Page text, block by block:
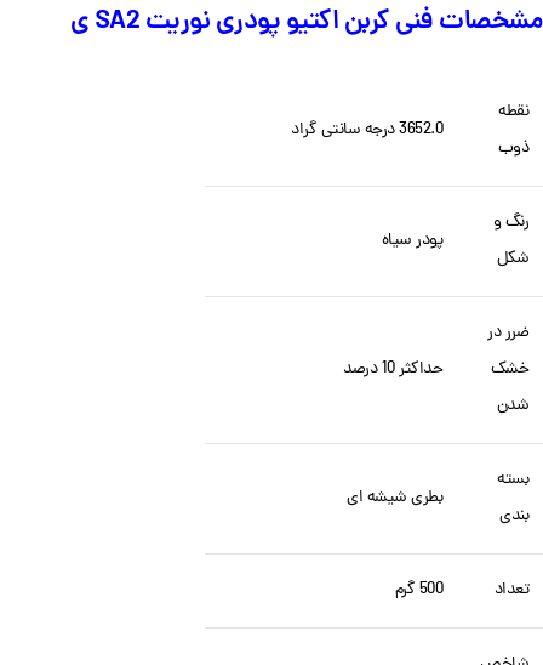
مشخصات فنی کربن اکتیو پودری نوریت SA2 ی
نقطه
ذوب
3652.0 درجه سانتی گراد
رنگ و
شکل
پودر سیاه
ضرر در
خشک
شدن
حداکثر 10 درصد
بسته
بندی
بطری شیشه ای
تعداد 500 گرم